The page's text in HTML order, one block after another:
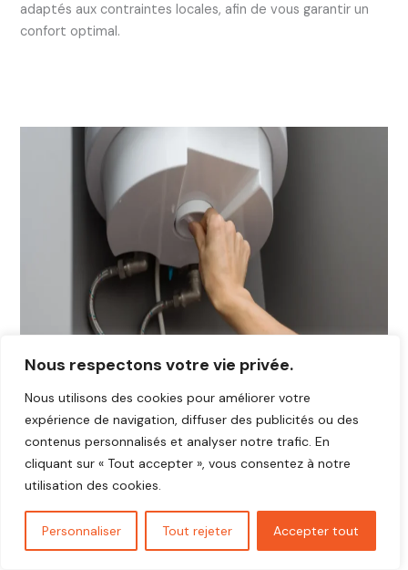
Nous respectons votre vie privée.
Nous utilisons des cookies pour améliorer votre
expérience de navigation, diffuser des publicités ou des
contenus personnalisés et analyser notre trafic. En
cliquant sur « Tout accepter », vous consentez à notre
utilisation des cookies.
Personnaliser Tout rejeter Accepter tout
adaptés aux contraintes locales, afin de vous garantir un
confort optimal.